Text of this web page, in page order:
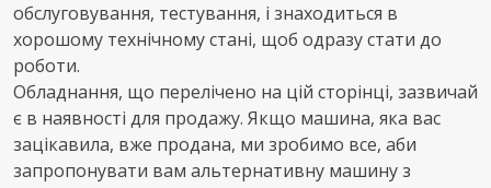
обслуговування, тестування, і знаходиться в
хорошому технічному стані, щоб одразу стати до
роботи.
Обладнання, що перелічено на цій сторінці, зазвичай
є в наявності для продажу. Якщо машина, яка вас
зацікавила, вже продана, ми зробимо все, аби
запропонувати вам альтернативну машину з